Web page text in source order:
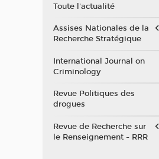
Toute l'actualité
Assises Nationales de la
Recherche Stratégique
International Journal on
Criminology
Revue Politiques des
drogues
Revue de Recherche sur
le Renseignement - RRR